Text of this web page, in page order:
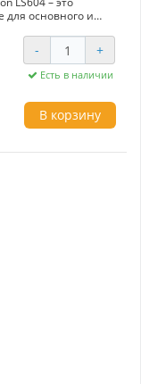
основного и
мощностью
SMD 2835 на
и равномерный свет.
позволяет
и на улице.
и надежность
легко гнется и
крепление.
в использовании
выбором для
- +
Есть в наличии
В корзину